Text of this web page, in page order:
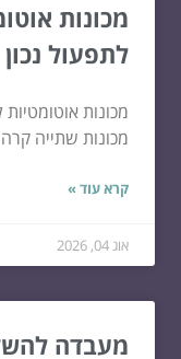
מכונות
לתפעול
מכונות
מכונות שתייה
קרא עוד »
אוג 04, 2026
מעבדה